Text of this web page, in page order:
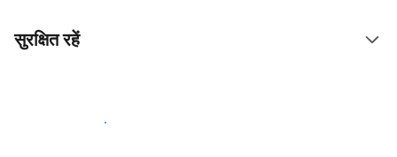
सुरक्षित रहें
आज ही हमारे साथ मेजबानी करें